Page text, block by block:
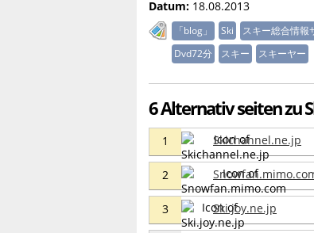
Datum: 18.08.2013
「blog」 Ski スキー総合情報
Dvd72分
スキー スキーヤー
6 Alternativ seiten zu
1 Skichannel.ne.jp
2
3 Ski.joy.ne.jp